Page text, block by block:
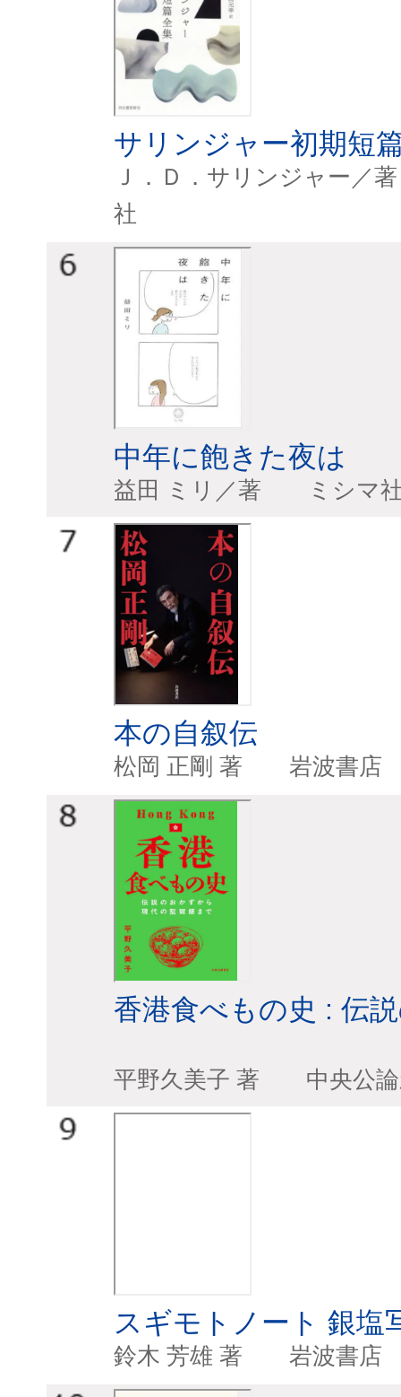
サリンジャー初期短
Ｊ．Ｄ．サリンジャー
社
中年に飽きた夜は
益田 ミリ／著
本の自叙伝
松岡 正剛 著
香港食べもの史 : 伝
平野久美子 著
スギモトノート 銀塩
鈴木 芳雄 著